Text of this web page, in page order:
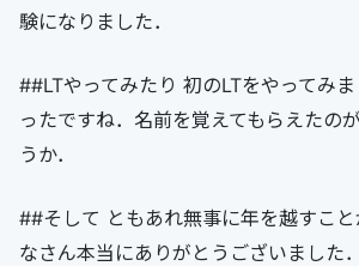
験になりました．
##LTやってみたり 初のLTをやってみ
ったですね．名前を覚えてもらえたの
うか．
##そして ともあれ無事に年を越すこ
なさん本当にありがとうございました